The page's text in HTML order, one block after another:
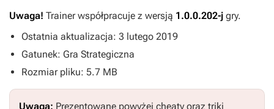
Uwaga! Trainer współpracuje z wersją 1.0.0.202-j gry.
Ostatnia aktualizacja: 3 lutego 2019
Gatunek: Gra Strategiczna
Rozmiar pliku: 5.7 MB
Uwaga: Prezentowane powyżej cheaty oraz triki